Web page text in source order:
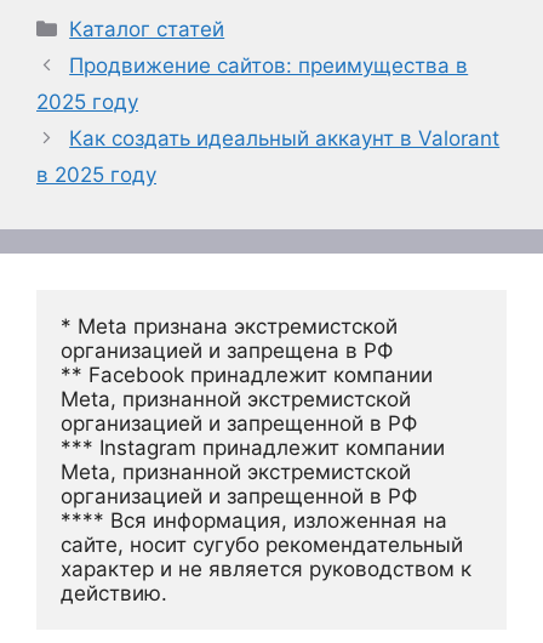
Рубрики
Каталог статей
Продвижение сайтов: преимущества в
2025 году
Как создать идеальный аккаунт в Valorant
в 2025 году
* Meta признана экстремистской
организацией и запрещена в РФ
** Facebook принадлежит компании
Meta, признанной экстремистской
организацией и запрещенной в РФ
*** Instagram принадлежит компании
Meta, признанной экстремистской
организацией и запрещенной в РФ
**** Вся информация, изложенная на
сайте, носит сугубо рекомендательный
характер и не является руководством к
действию.